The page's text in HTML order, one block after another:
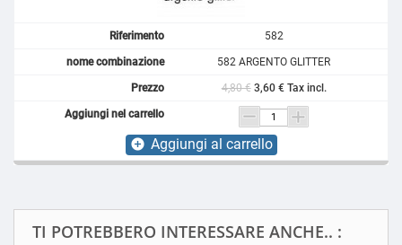
582
582 ARGENTO GLITTER
4,80 € 3,60 € Tax incl.
add_circle Aggiungi al carrello
TI POTREBBERO INTERESSARE ANCHE.. :